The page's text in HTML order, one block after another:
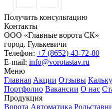
Получить консультацию
Контакты
ООО «Главные ворота СК»
город. Гулькевичи
Телефон: +7 (8652) 43-72-80
E-mail: info@vorotastav.ru
Меню
Главная Акции Отзывы
Портфолио Вакансии О нас
Продукция
Ворота Автоматика